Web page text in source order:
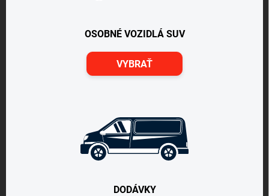
OSOBNÉ VOZIDLÁ SUV
VYBRAŤ
DODÁVKY